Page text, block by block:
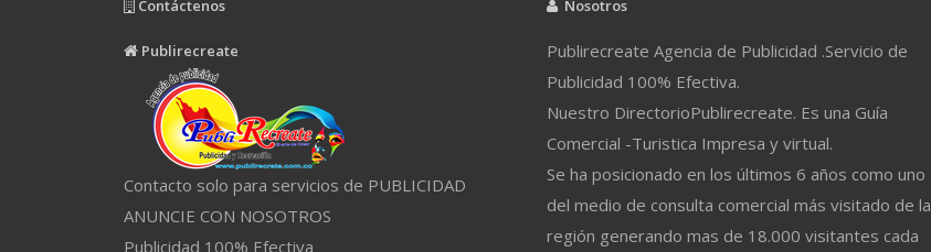
Contáctenos
Publirecreate
Contacto solo para servicios de PUBLICIDAD
ANUNCIE CON NOSOTROS
Publicidad 100% Efectiva
Nosotros
Publirecreate Agencia de Publicidad .Servicio de
Publicidad 100% Efectiva.
Nuestro DirectorioPublirecreate. Es una Guía
Comercial -Turistica Impresa y virtual.
Se ha posicionado en los últimos 6 años como uno
del medio de consulta comercial más visitado de la
región generando mas de 18.000 visitantes cada